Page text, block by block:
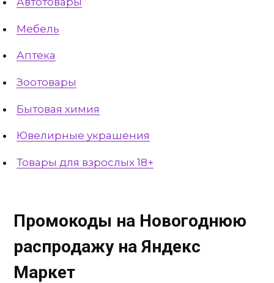
Мебель
Аптека
Зоотовары
Бытовая химия
Ювелирные украшения
Товары для взрослых 18+
Промокоды на Новогоднюю
распродажу на Яндекс
Маркет